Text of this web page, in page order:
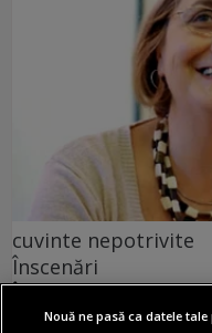
cuvinte nepotrivite
Înscenări
În lipsa
dicționarului nu
Nouă ne pasă ca datele